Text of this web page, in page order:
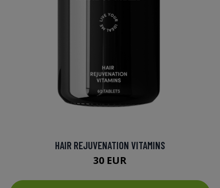
HAIR REJUVENATION VITAMINS
30 EUR